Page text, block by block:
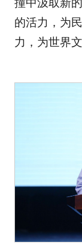
撞中汲取新
的活力，为
力，为世界